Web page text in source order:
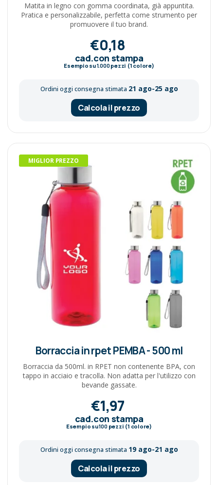
Matita in legno con gomma coordinata, già appuntita.
Pratica e personalizzabile, perfetta come strumento per
promuovere il tuo brand.
€0,18
cad.con stampa
Esempio su1.000pezzi (1 colore)
Ordini oggi consegna stimata 21 ago-25 ago
Calcola il prezzo
MIGLIOR PREZZO
Borraccia in rpet PEMBA - 500 ml
Borraccia da 500ml. in RPET non contenente BPA, con
tappo in acciaio e tracolla. Non adatta per l'utilizzo con
bevande gassate.
€1,97
cad.con stampa
Esempio su100pezzi (1 colore)
Ordini oggi consegna stimata 19 ago-21 ago
Calcola il prezzo